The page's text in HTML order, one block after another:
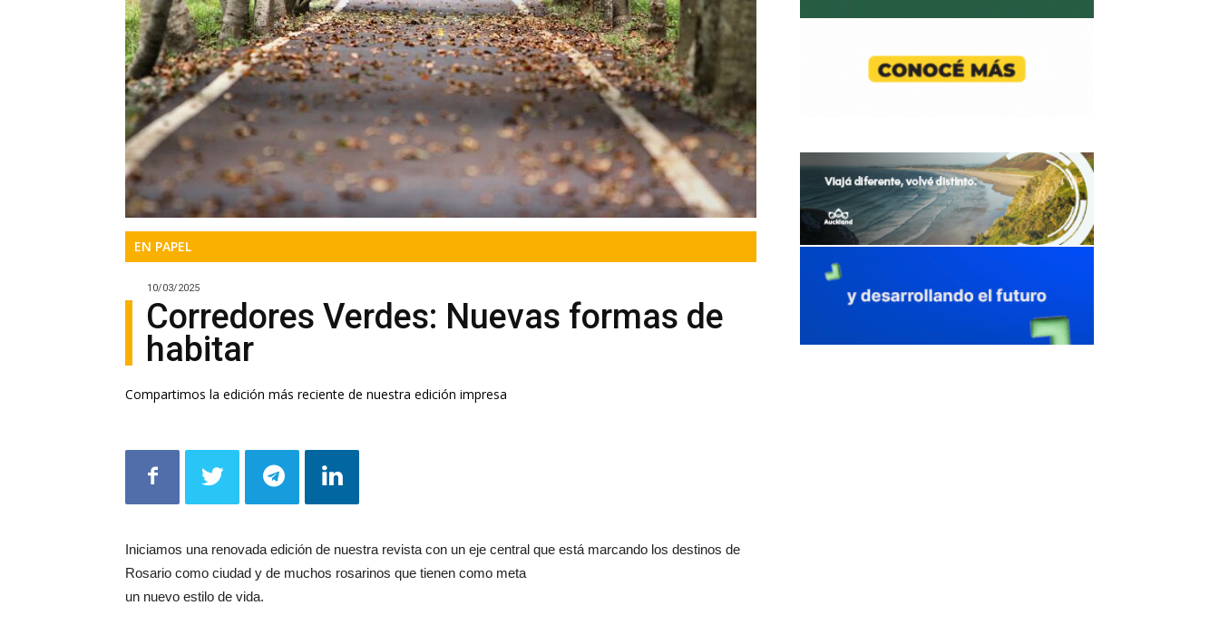
en
serio
EN PAPEL
Corredores Verdes: Nuevas formas de
habitar
Compartimos la edición más reciente de nuestra edición impresa
Iniciamos una renovada edición de nuestra revista con un eje central que está marcando los destinos de
Rosario como ciudad y de muchos rosarinos que tienen como meta
un nuevo estilo de vida.